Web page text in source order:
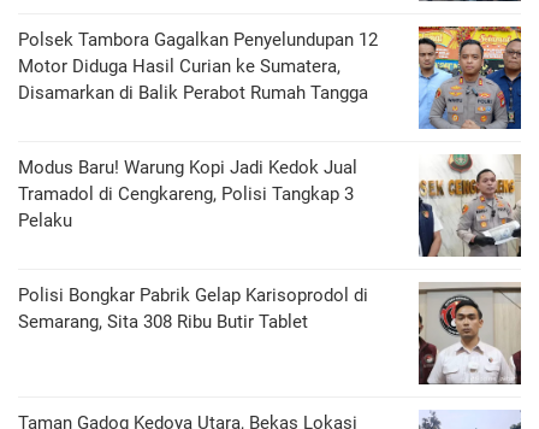
Polsek Tambora Gagalkan Penyelundupan 12
Motor Diduga Hasil Curian ke Sumatera,
Disamarkan di Balik Perabot Rumah Tangga
Modus Baru! Warung Kopi Jadi Kedok Jual
Tramadol di Cengkareng, Polisi Tangkap 3
Pelaku
Polisi Bongkar Pabrik Gelap Karisoprodol di
Semarang, Sita 308 Ribu Butir Tablet
‎Taman Gadog Kedoya Utara, Bekas Lokasi